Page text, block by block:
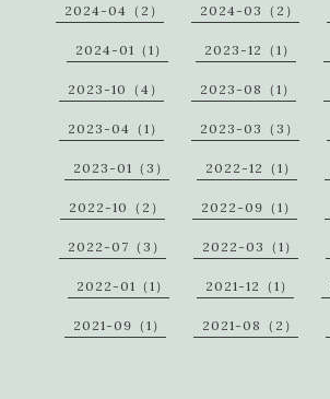
2024-04（2） 2024-03（2）
2024-01（1） 2023-12（1）
2023-10（4） 2023-08（1）
2023-04（1） 2023-03（3）
2023-01（3） 2022-12（1）
2022-10（2） 2022-09（1）
2022-07（3） 2022-03（1）
2022-01（1） 2021-12（1）
2021-09（1） 2021-08（2）